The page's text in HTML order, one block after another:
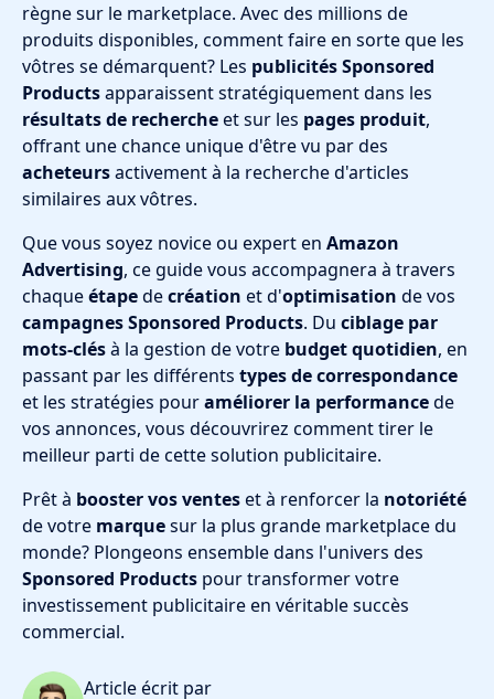
règne sur le marketplace. Avec des millions de
produits disponibles, comment faire en sorte que les
vôtres se démarquent? Les publicités Sponsored
Productsapparaissent stratégiquement dans les
résultats de rechercheet sur les pages produit,
offrant une chance unique d'être vu par des
acheteursactivement à la recherche d'articles
similaires aux vôtres.
Que vous soyez novice ou expert en Amazon
Advertising, ce guide vous accompagnera à travers
chaqueétapedecréation et d'optimisation de vos
campagnes Sponsored Products. Du ciblage par
mots-clésà la gestion de votre budget quotidien, en
passant par les différents types de correspondance
et les stratégies pouraméliorer la performancede
vos annonces, vous découvrirez comment tirer le
meilleur parti de cette solution publicitaire.
Prêt à booster vos venteset à renforcer la notoriété
de votre marquesur la plus grande marketplace du
monde? Plongeons ensemble dans l'univers des
Sponsored Products pour transformer votre
investissement publicitaire en véritable succès
commercial.
Article écrit par